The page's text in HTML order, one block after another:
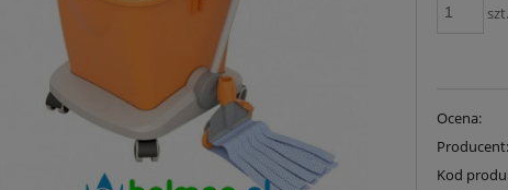
szt.
Ocena:
Producent:
Kod